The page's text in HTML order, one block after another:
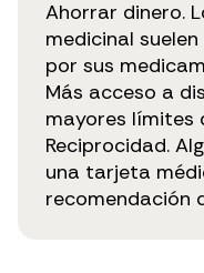
Ahorrar dinero.
medicinal
por sus
Más acceso a
mayores límites
Reciprocidad.
una tarjeta
recomendación